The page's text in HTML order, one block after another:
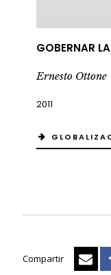
GOBERNAR
Ernesto Ottone
2011
Compartir